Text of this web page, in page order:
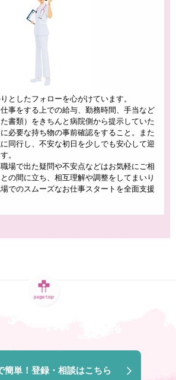
としたフォローを心がけています。
事をする上での給与、勤務時間、手当など
書類）をきちんと病院側から提示していた
必要な持ち物の事前確認をすること。また
同行し、不安な初日を少しでも安心して迎
。
場で出た疑問や不安点などはお気軽にご相
の間に立ち、相互理解や調整をしてまいり
でのスムーズなお仕事スタートを全面支援
簡単！登録・相談はこちら